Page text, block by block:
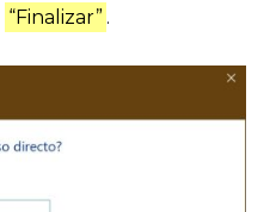
“Finalizar” .